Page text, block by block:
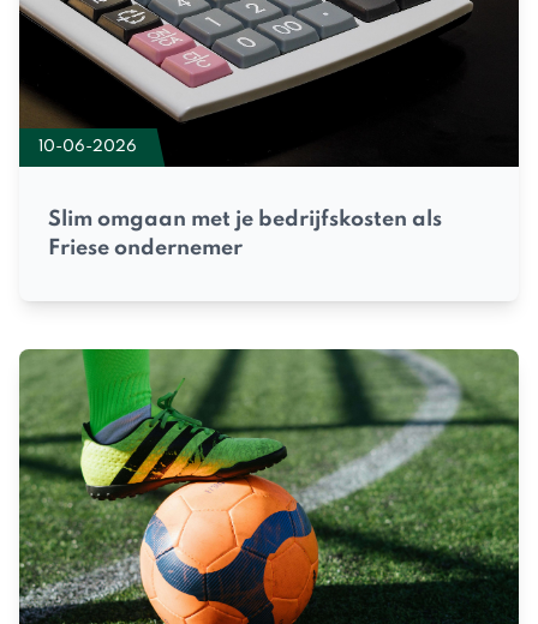
10-06-2026
Slim omgaan met je bedrijfskosten als
Friese ondernemer